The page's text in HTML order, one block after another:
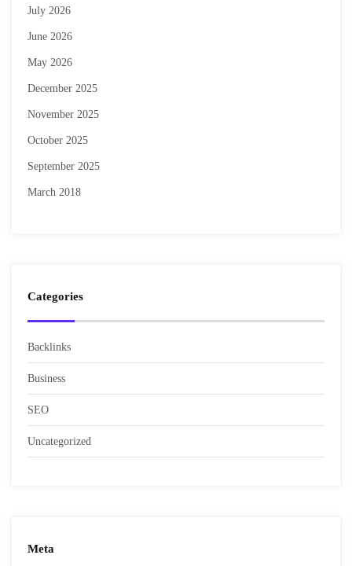
July 2026
June 2026
May 2026
December 2025
November 2025
October 2025
September 2025
March 2018
Categories
Backlinks
Business
SEO
Uncategorized
Meta